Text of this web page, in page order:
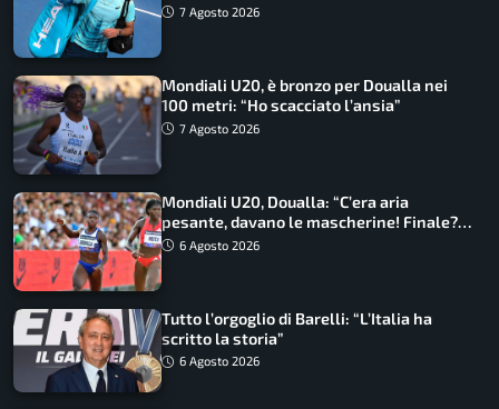
7 Agosto 2026
Mondiali U20, è bronzo per Doualla nei
100 metri: “Ho scacciato l’ansia”
7 Agosto 2026
Mondiali U20, Doualla: “C’era aria
pesante, davano le mascherine! Finale?
Non ho nulla da perdere”
6 Agosto 2026
Tutto l’orgoglio di Barelli: “L’Italia ha
scritto la storia”
6 Agosto 2026